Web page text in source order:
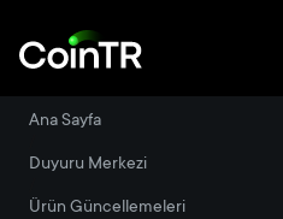
Ana Sayfa
Duyuru Merkezi
Ürün Güncellemeleri